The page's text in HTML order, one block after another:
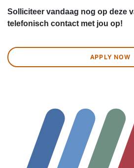
Solliciteer vandaag nog op deze
telefonisch contact met jou op!
APPLY NOW